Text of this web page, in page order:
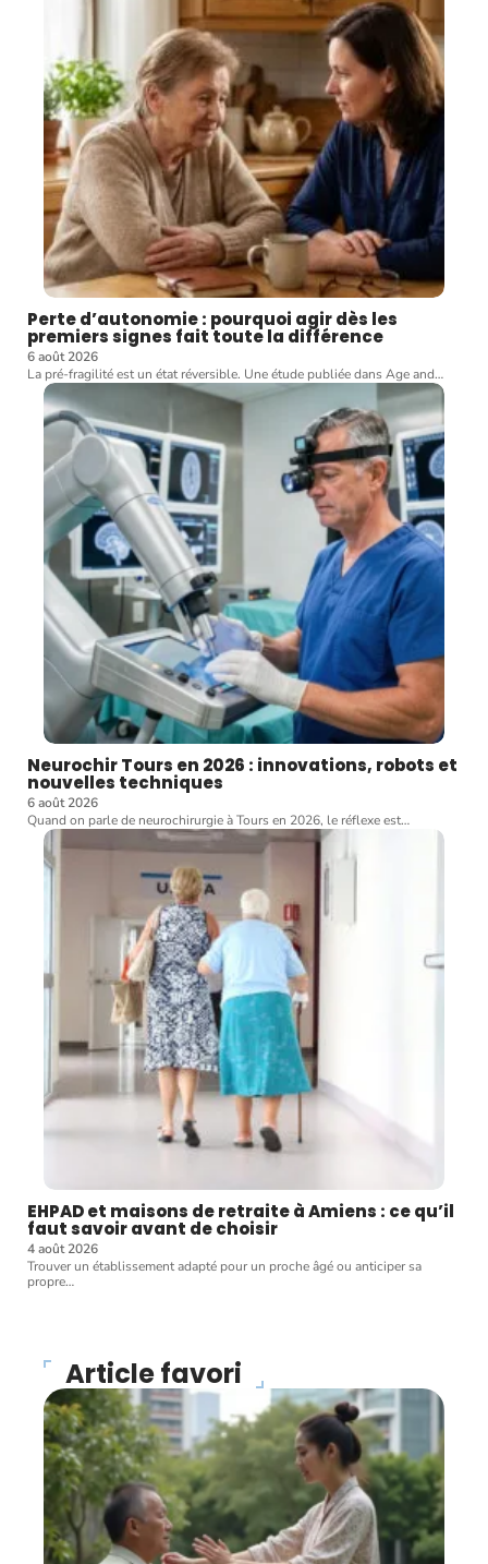
Perte d’autonomie : pourquoi agir dès les
premiers signes fait toute la différence
6 août 2026
La pré-fragilité est un état réversible. Une étude publiée dans Age and…
Neurochir Tours en 2026 : innovations, robots et
nouvelles techniques
6 août 2026
Quand on parle de neurochirurgie à Tours en 2026, le réflexe est…
EHPAD et maisons de retraite à Amiens : ce qu’il
faut savoir avant de choisir
4 août 2026
Trouver un établissement adapté pour un proche âgé ou anticiper sa
propre…
Article favori